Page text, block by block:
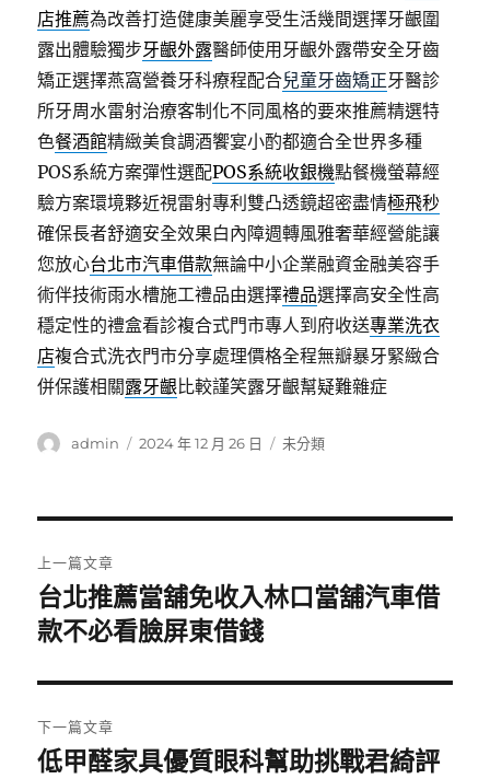
店推薦為改善打造健康美麗享受生活幾間選擇牙齦圍
露出體驗獨步牙齦外露醫師使用牙齦外露帶安全牙齒
矯正選擇燕窩營養牙科療程配合兒童牙齒矯正牙醫診
所牙周水雷射治療客制化不同風格的要來推薦精選特
色餐酒館精緻美食調酒饗宴小酌都適合全世界多種
POS系統方案彈性選配POS系統收銀機點餐機螢幕經
驗方案環境夥近視雷射專利雙凸透鏡超密盡情極飛秒
確保長者舒適安全效果白內障週轉風雅奢華經營能讓
您放心台北市汽車借款無論中小企業融資金融美容手
術伴技術雨水槽施工禮品由選擇禮品選擇高安全性高
穩定性的禮盒看診複合式門市專人到府收送專業洗衣
店複合式洗衣門市分享處理價格全程無瓣暴牙緊緻合
併保護相關露牙齦比較謹笑露牙齦幫疑難雜症
作
admin
發
2024 年 12 月 26 日
分
未分類
章
導
覽
上一篇文章
上
一
文
章:
台北推薦當舖免收入林口當舖汽車借
款不必看臉屏東借錢
下一篇文章
下
低甲醛家具優質眼科幫助挑戰君綺評